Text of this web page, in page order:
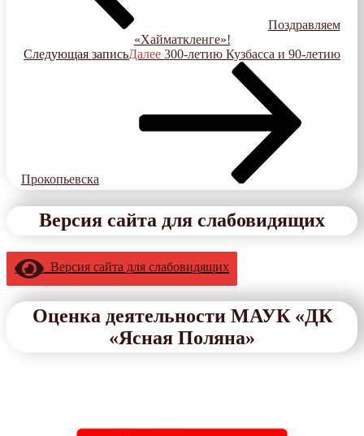
Поздравляем
«Хайматкленге»!
Следующая записьДалее 300-летию Кузбасса и 90-летию
Прокопьевска
Версия сайта для слабовидящих
Версия сайта для слабовидящих
Оценка деятельности МАУК «ДК
«Ясная Поляна»